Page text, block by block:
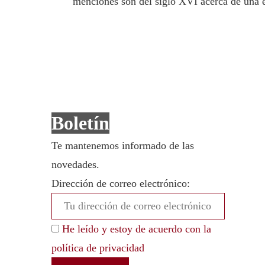
Boletín
Te mantenemos informado de las
novedades.
Dirección de correo electrónico:
He leído y estoy de acuerdo con la
política de privacidad